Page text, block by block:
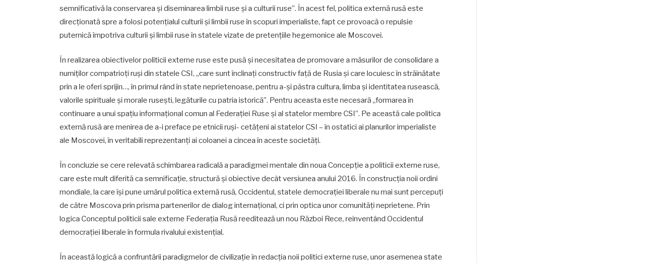
semnificativă la conservarea și diseminarea limbii ruse și a culturii ruse”. În acest fel, politica externă rusă este
direcționată spre a folosi potențialul culturii și limbii ruse în scopuri imperialiste, fapt ce provoacă o repulsie
puternică împotriva culturii și limbii ruse în statele vizate de pretențiile hegemonice ale Moscovei.
În realizarea obiectivelor politicii externe ruse este pusă și necesitatea de promovare a măsurilor de consolidare a
numiților compatrioți ruși din statele CSI, „care sunt înclinați constructiv față de Rusia și care locuiesc în străinătate
prin a le oferi sprijin…, în primul rând în state neprietenoase, pentru a-și păstra cultura, limba și identitatea rusească,
valorile spirituale și morale rusești, legăturile cu patria istorică”. Pentru aceasta este necesară „formarea în
continuare a unui spațiu informațional comun al Federației Ruse și al statelor membre CSI”. Pe această cale politica
externă rusă are menirea de a-i preface pe etnicii ruși- cetățeni ai statelor CSI – în ostatici ai planurilor imperialiste
ale Moscovei, în veritabili reprezentanți ai coloanei a cincea în aceste societăți.
În concluzie se cere relevată schimbarea radicală a paradigmei mentale din noua Concepție a politicii externe ruse,
care este mult diferită ca semnificație, structură și obiective decât versiunea anului 2016. În construcția noii ordini
mondiale, la care își pune umărul politica externă rusă, Occidentul, statele democrației liberale nu mai sunt percepuți
de către Moscova prin prisma partenerilor de dialog internațional, ci prin optica unor comunități neprietene. Prin
logica Conceptul politicii sale externe Federația Rusă reeditează un nou Război Rece, reinventând Occidentul
democrației liberale în formula rivalului existențial.
În această logică a confruntării paradigmelor de civilizație în redacția noii politici externe ruse, unor asemenea state